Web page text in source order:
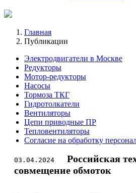
Главная
Публикации
Электродвигатели в Москве
Редукторы
Мотор-редукторы
Насосы
Тормоза ТКГ
Гидротолкатели
Вентиляторы
Цепи приводные ПР
Тепловентиляторы
Согласие на обработку
03.04.2024
Российская
совмещение обмоток